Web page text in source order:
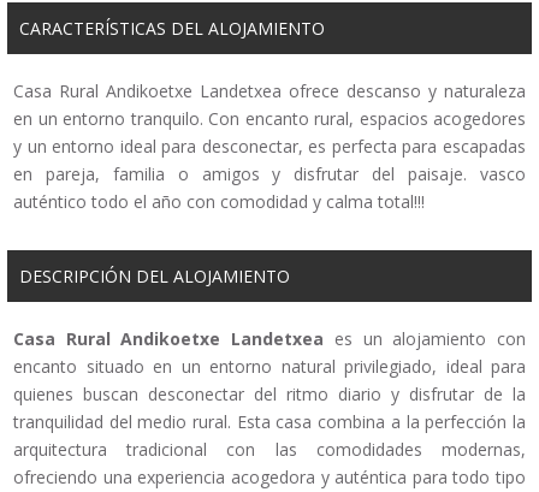
CARACTERÍSTICAS DEL ALOJAMIENTO
Casa Rural Andikoetxe Landetxea ofrece descanso y naturaleza
en un entorno tranquilo. Con encanto rural, espacios acogedores
y un entorno ideal para desconectar, es perfecta para escapadas
en pareja, familia o amigos y disfrutar del paisaje. vasco
auténtico todo el año con comodidad y calma total!!!
DESCRIPCIÓN DEL ALOJAMIENTO
Casa Rural Andikoetxe Landetxea es un alojamiento con
encanto situado en un entorno natural privilegiado, ideal para
quienes buscan desconectar del ritmo diario y disfrutar de la
tranquilidad del medio rural. Esta casa combina a la perfección la
arquitectura tradicional con las comodidades modernas,
ofreciendo una experiencia acogedora y auténtica para todo tipo